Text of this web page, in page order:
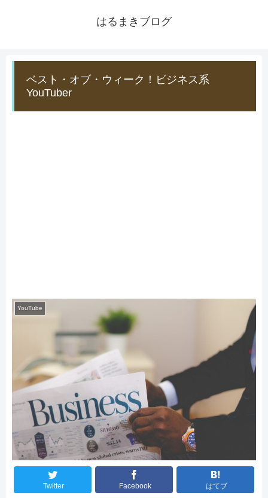
はるまきブログ
ベスト・オブ・ウィーク！ビジネス系
YouTuber
YouTube
Twitter Facebook はてブ